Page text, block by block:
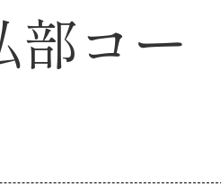
部コー